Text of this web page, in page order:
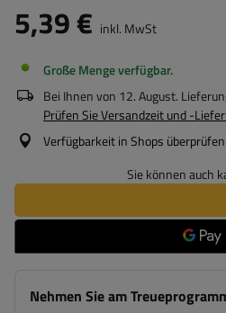
5,39 € inkl. MwSt
Große Menge verfügbar
Bei Ihnen von 12. August.
Prüfen Sie Versandzeit und -
Verfügbarkeit in Shops überprüfen
Sie können auch
Nehmen Sie am